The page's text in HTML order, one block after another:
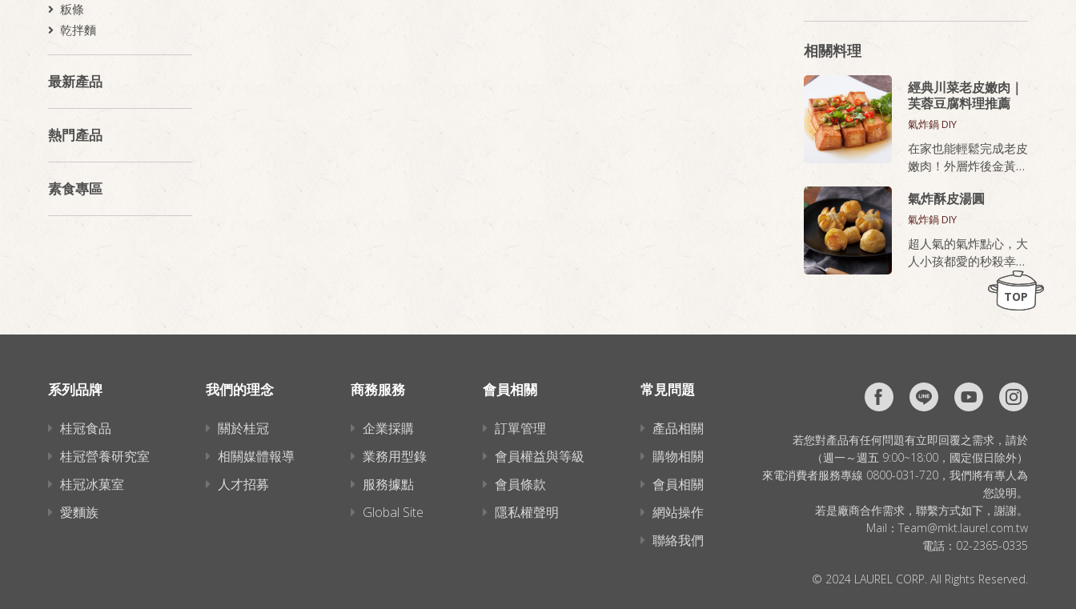
粄條
乾拌麵
最新產品
熱門產品
素食專區
相關料理
經典川菜老皮嫩肉｜
芙蓉豆腐料理推薦
氣炸鍋 DIY
在家也能輕鬆完成老皮
嫩肉！外層炸後金黃酥
厚，無論油炸或氣炸都
好上手，新手也能做出
餐廳級美味。
桂冠芙蓉豆腐，就是做
老皮嫩肉的秘密武器！
氣炸酥皮湯圓
氣炸鍋 DIY
超人氣的氣炸點心，大
人小孩都愛的秒殺幸福
TOP
系列品牌
桂冠食品
桂冠營養研究室
桂冠冰菓室
愛麵族
我們的理念
關於桂冠
相關媒體報導
人才招募
商務服務
企業採購
業務用型錄
服務據點
Global Site
會員相關
訂單管理
會員權益與等級
會員條款
隱私權聲明
常見問題
產品相關
購物相關
會員相關
網站操作
聯絡我們
若您對產品有任何問題有立即回覆之需求，請於
（週一～週五 9:00~18:00，國定假日除外）
來電消費者服務專線 0800-031-720，我們將有專人為
您說明。
若是廠商合作需求，聯繫方式如下，謝謝。
Mail： Team@mkt.laurel.com.tw
電話： 02-2365-0335
© 2024 LAUREL CORP. All Rights Reserved.